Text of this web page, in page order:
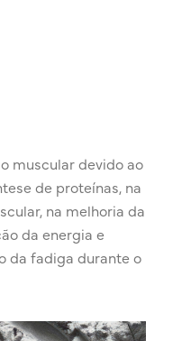
muscular devido ao
de proteínas, na
na melhoria da
da energia e
da fadiga durante o